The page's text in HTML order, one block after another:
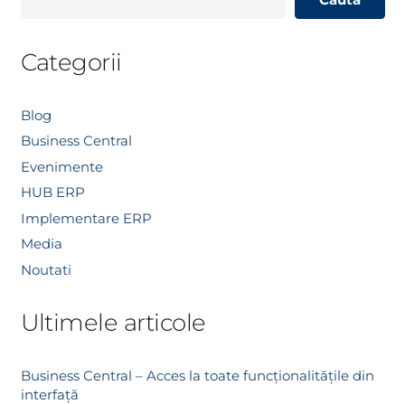
Categorii
Blog
Business Central
Evenimente
HUB ERP
Implementare ERP
Media
Noutati
Ultimele articole
Business Central – Acces la toate funcționalitățile din
interfață